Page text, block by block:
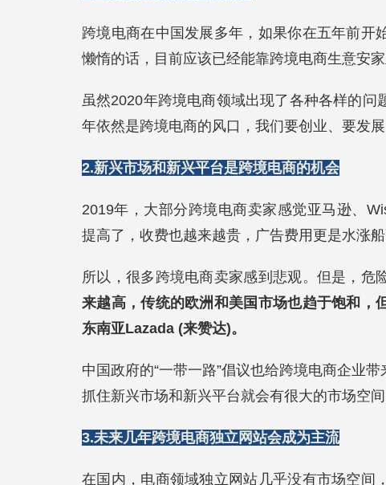
跨境电商在中国发展多年，如果你在五年前开
懒惰的话，目前应该已经能靠跨境电商生意安家
虽然2020年跨境电商领域出现了各种各样的
年依然是跨境电商的风口，我们要创业、要发
2.新兴市场和新兴平台是跨境电商的机会
2019年，大部分跨境电商卖家感觉亚马逊、
提高了，收费也越来越贵，广告费用更是水涨船
所以，很多跨境电商卖家感到悲观。但是，危
来越高，传统的欧洲和美国市场也趋于饱和，
东南亚Lazada (来赞达)。
中国政府的“一带一路”倡议也给跨境电商企业
抓住新兴市场和新兴平台就会有很大的市场空间
3.未来几年跨境电商独立网站会成为主流
在国内，电商领域独立网站几乎没有市场空间